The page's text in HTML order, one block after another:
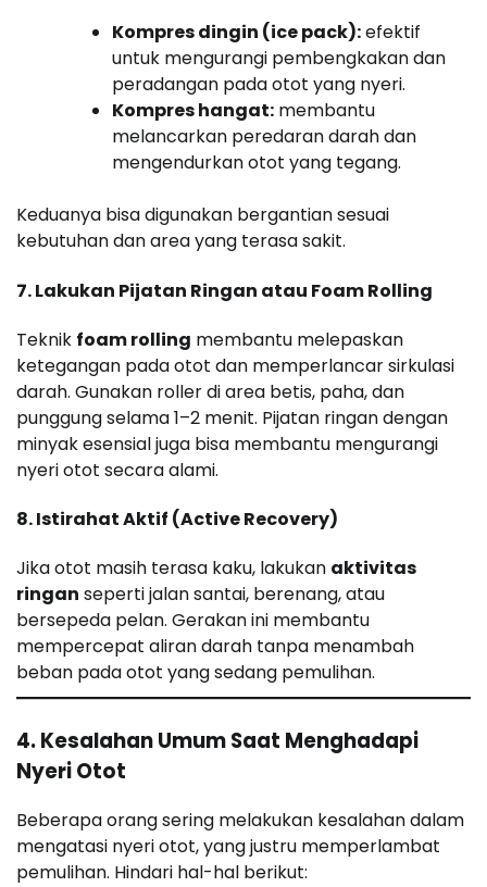
Kompres dingin (ice pack):efektif
untuk mengurangi pembengkakan dan
peradangan pada otot yang nyeri.
Kompres hangat: membantu
melancarkan peredaran darah dan
mengendurkan otot yang tegang.
Keduanya bisa digunakan bergantian sesuai
kebutuhan dan area yang terasa sakit.
7. Lakukan Pijatan Ringan atau Foam Rolling
Teknik foam rolling membantu melepaskan
ketegangan pada otot dan memperlancar sirkulasi
darah. Gunakan roller di area betis, paha, dan
punggung selama 1–2 menit. Pijatan ringan dengan
minyak esensial juga bisa membantu mengurangi
nyeri otot secara alami.
8. Istirahat Aktif (Active Recovery)
Jika otot masih terasa kaku, lakukan aktivitas
ringan seperti jalan santai, berenang, atau
bersepeda pelan. Gerakan ini membantu
mempercepat aliran darah tanpa menambah
beban pada otot yang sedang pemulihan.
4. Kesalahan Umum Saat Menghadapi
Nyeri Otot
Beberapa orang sering melakukan kesalahan dalam
mengatasi nyeri otot, yang justru memperlambat
pemulihan. Hindari hal-hal berikut: